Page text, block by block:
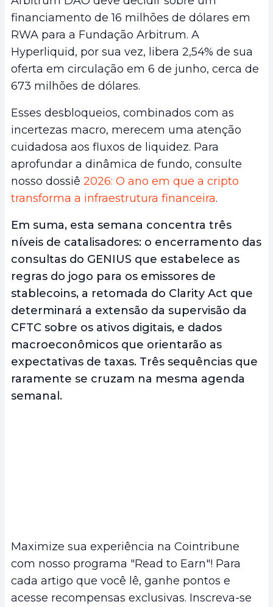
financiamento de 16 milhões de dólares em
RWA para a Fundação Arbitrum. A
Hyperliquid, por sua vez, libera 2,54% de sua
oferta em circulação em 6 de junho, cerca de
673 milhões de dólares.
Esses desbloqueios, combinados com as
incertezas macro, merecem uma atenção
cuidadosa aos fluxos de liquidez. Para
aprofundar a dinâmica de fundo, consulte
nosso dossiê 2026: O ano em que a cripto
transforma a infraestrutura financeira.
Em suma, esta semana concentra três
níveis de catalisadores: o encerramento das
consultas do GENIUS que estabelece as
regras do jogo para os emissores de
stablecoins, a retomada do Clarity Act que
determinará a extensão da supervisão da
CFTC sobre os ativos digitais, e dados
macroeconômicos que orientarão as
expectativas de taxas. Três sequências que
raramente se cruzam na mesma agenda
semanal.
Maximize sua experiência na Cointribune
com nosso programa "Read to Earn"! Para
cada artigo que você lê, ganhe pontos e
acesse recompensas exclusivas. Inscreva-se